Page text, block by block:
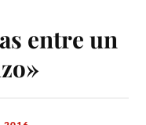
entre un